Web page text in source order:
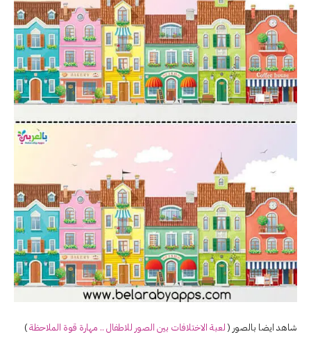
شاهد ايضا بالصور (لعبة الاختلافات بين الصور للاطفال .. مهارة قوة الملاحظة)